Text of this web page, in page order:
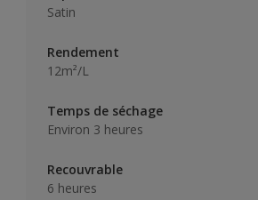
Satin
Rendement
12m²/L
Temps de séchage
Environ 3 heures
Recouvrable
6 heures